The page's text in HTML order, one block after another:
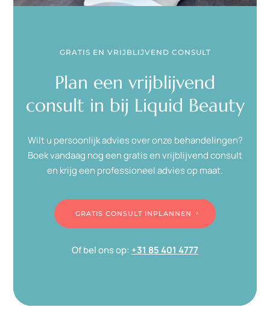
GRATIS EN VRIJBLIJVEND CONSULT
Plan een vrijblijvend
consult in bij Liquid Beauty
Wilt u persoonlijk advies over onze behandelingen?
Boek vandaag nog een gratis en vrijblijvend consult
en krijg een professioneel advies op maat.
GRATIS CONSULT INPLANNEN
Of bel ons op: +31 85 401 4777